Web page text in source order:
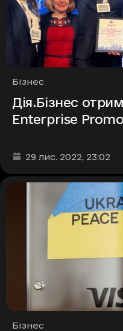
Рубрики
Бізнес
Дія.Бізнес
Enterprise
Дата та час публікації
29 лис. 2022, 23:02
Рубрики
Бізнес